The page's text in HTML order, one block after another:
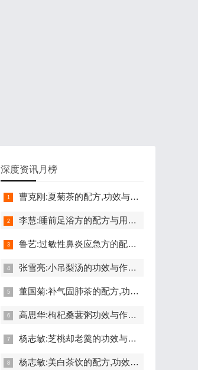
深度资讯月榜
曹克刚:夏菊茶的配方,功效与作用,怎么做,不适合的人,清热解毒
李慧:睡前足浴方的配方与用法,功效与禁忌,失眠,便秘,安神解郁
鲁艺:过敏性鼻炎应急方的配方,功效与作用,不适合的人,平肝止痉
张雪亮:小吊梨汤的功效与作用,做法,小孩孕妇能吃吗,滋阴润肺
董国菊:补气固肺茶的配方,功效与作用,怎么做,不适合的人,补肺气
高思华:枸杞桑葚粥功效与作用,做法,小孩孕妇能吃吗,糖尿病,平肝
杨志敏:芝桃却老羹的功效与作用,做法,小孩孕妇能吃吗,血虚,养颜
杨志敏:美白茶饮的配方,功效与作用,怎么做,不适合的人,美白,养颜